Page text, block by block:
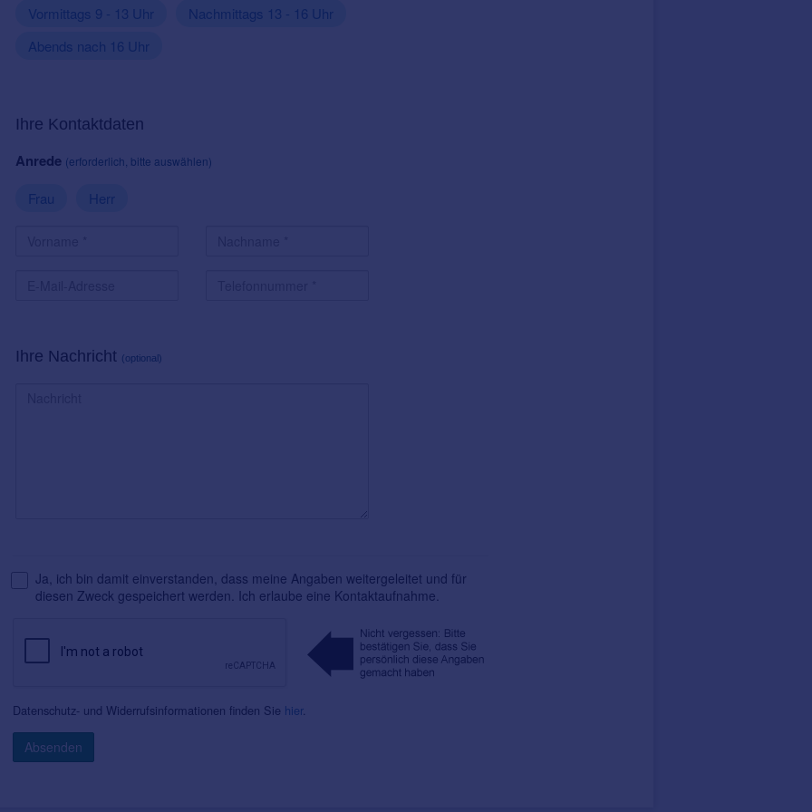
Vormittags 9 - 13 Uhr
Nachmittags 13 - 16 Uhr
Abends nach 16 Uhr
Ihre Kontaktdaten
Anrede (erforderlich, bitte auswählen)
Frau Herr
Ihre Nachricht (optional)
Ja, ich bin damit einverstanden, dass meine Angaben weitergeleitet und für
diesen Zweck gespeichert werden. Ich erlaube eine Kontaktaufnahme.
Datenschutz- und Widerrufsinformationen finden Sie hier.
Absenden